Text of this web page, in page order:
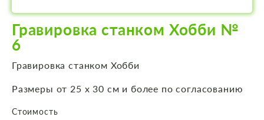
Гравировка станком Хобби №
6
Гравировка станком Хобби
Размеры от 25 х 30 см и более по согласованию
Стоимость